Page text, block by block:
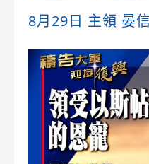
8月29日 主領 晏